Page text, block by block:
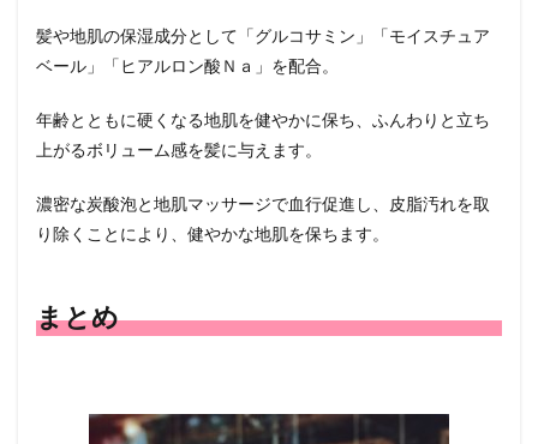
髪や地肌の保湿成分として「グルコサミン」「モイスチュア
ベール」「ヒアルロン酸Ｎａ」を配合。
年齢とともに硬くなる地肌を健やかに保ち、ふんわりと立ち
上がるボリューム感を髪に与えます。
濃密な炭酸泡と地肌マッサージで血行促進し、皮脂汚れを取
り除くことにより、健やかな地肌を保ちます。
まとめ